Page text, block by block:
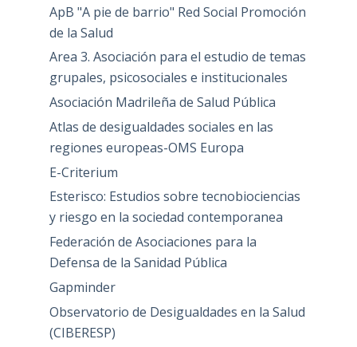
ApB "A pie de barrio" Red Social Promoción
de la Salud
Area 3. Asociación para el estudio de temas
grupales, psicosociales e institucionales
Asociación Madrileña de Salud Pública
Atlas de desigualdades sociales en las
regiones europeas-OMS Europa
E-Criterium
Esterisco: Estudios sobre tecnobiociencias
y riesgo en la sociedad contemporanea
Federación de Asociaciones para la
Defensa de la Sanidad Pública
Gapminder
Observatorio de Desigualdades en la Salud
(CIBERESP)